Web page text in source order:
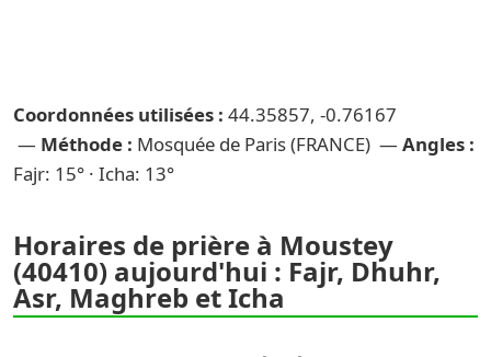
Coordonnées utilisées : 44.35857, -0.76167
— Méthode : Mosquée de Paris (FRANCE) — Angles :
Fajr: 15° · Icha: 13°
Horaires de prière à Moustey
(40410) aujourd'hui : Fajr, Dhuhr,
Asr, Maghreb et Icha